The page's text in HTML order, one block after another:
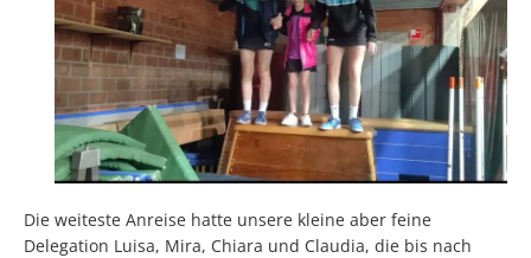
Die weiteste Anreise hatte unsere kleine aber feine
Delegation Luisa, Mira, Chiara und Claudia, die bis nach